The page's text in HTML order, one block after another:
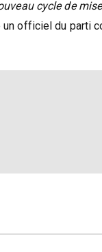
cycle de
un officiel du parti